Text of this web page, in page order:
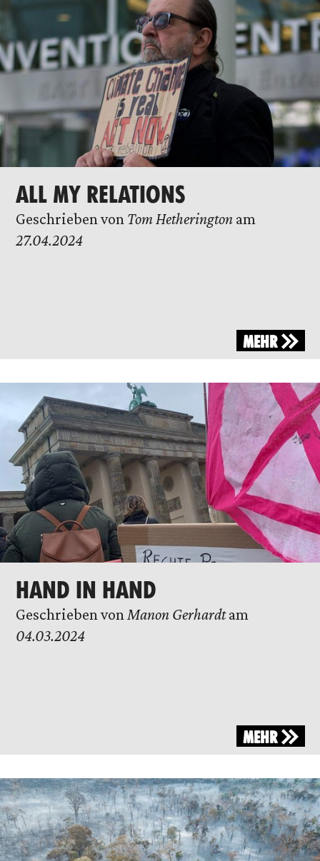
ALL MY RELATIONS
Geschrieben von Tom Hetheringtonam
27.04.2024
MEHR
HAND IN HAND
Geschrieben vonManon Gerhardtam
04.03.2024
MEHR